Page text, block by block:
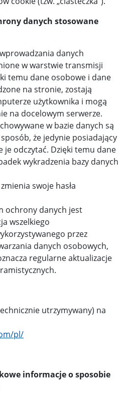
danych stosowane
danych
w warstwie transmisji
temu dane osobowe i dane
na stronie, zostają
użytkownika i mogą
na docelowym serwerze.
w bazie danych są
że jedynie posiadający
je odczytać. Dzięki temu dane
wykradzenia bazy danych
swoje hasła
ochrony danych jest
wszelkiego
przez
danych osobowych,
regularne aktualizacje
utrzymywany) na
pl/
informacje o sposobie